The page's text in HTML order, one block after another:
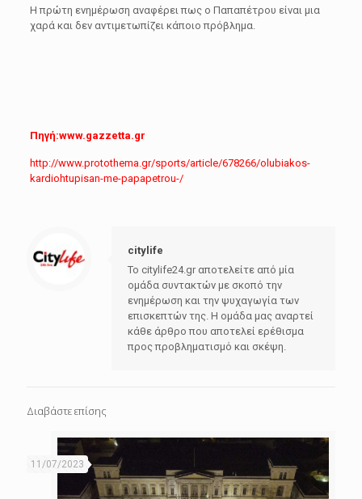
Η πρώτη ενημέρωση αναφέρει πως ο Παπαπέτρου είναι μια
χαρά και δεν αντιμετωπίζει κάποιο πρόβλημα.
Πηγή:www.gazzetta.gr
http://www.protothema.gr/sports/article/678266/olubiakos-
kardiohtupisan-me-papapetrou-/
citylife
Το citylife24.gr αποτελείτε από μία
ομάδα συντακτών με σκοπό την
ενημέρωση και την ψυχαγωγία των
επισκεπτών της. Η ομάδα μας αναρτεί
κάθε άρθρο που αποτελεί ερέθισμα
προς προβληματισμό και σκέψη.
Διαβάστε επίσης
11/07/2023